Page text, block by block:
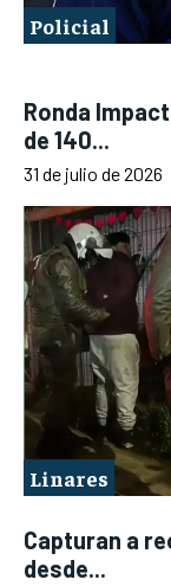
Policial
Ronda
de 140...
31 de julio de 2026
Linares
Capturan a
desde...